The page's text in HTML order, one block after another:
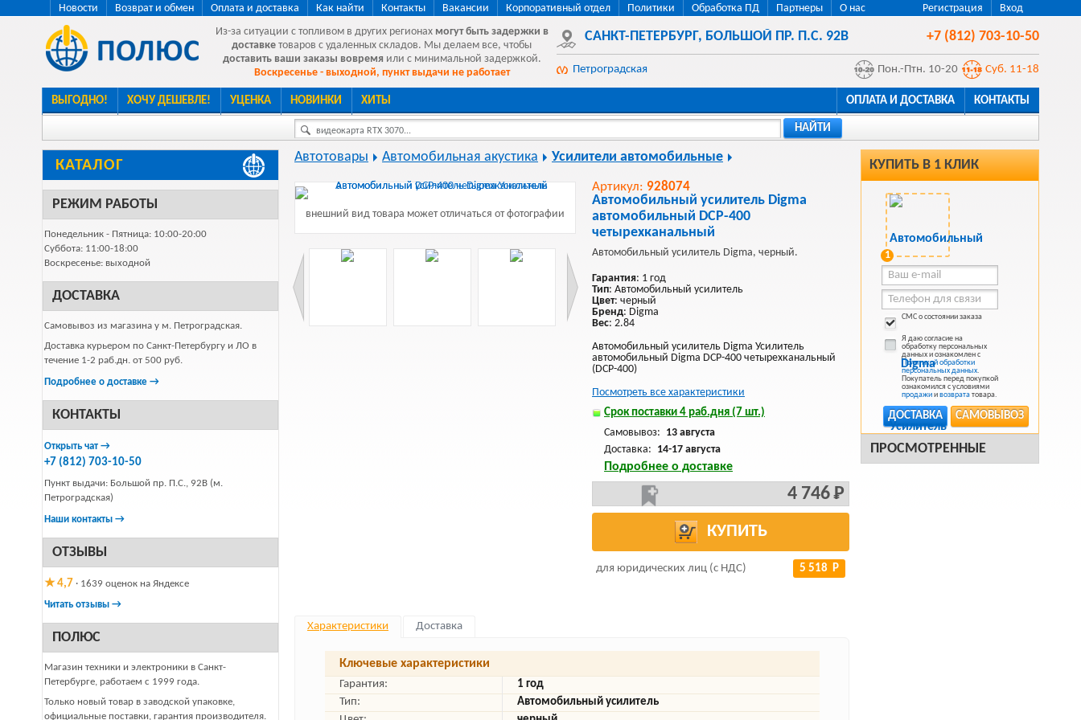
Регистрация Вход
Новости Возврат и обмен Оплата и доставка Как найти Контакты Вакансии Корпоративный отдел Политики Обработка ПД Партнеры
О нас
Из-за ситуации с топливом в других регионах могут быть задержки в
доставке товаров с удаленных складов. Мы делаем все, чтобы
доставить ваши заказы вовремя или с минимальной задержкой.
Воскресенье - выходной, пункт выдачи не работает
САНКТ-ПЕТЕРБУРГ, БОЛЬШОЙ ПР. П.С. 92В +7 (812) 703-10-50
Петроградская Пон.-Птн. 10-20 Суб. 11-18
ВЫГОДНО! ХОЧУ ДЕШЕВЛЕ! УЦЕНКА НОВИНКИ ХИТЫ ОПЛАТА И ДОСТАВКА КОНТАКТЫ
видеокарта RTX 3070... НАЙТИ
КАТАЛОГ
РЕЖИМ РАБОТЫ
Понедельник - Пятница: 10:00-20:00
Суббота: 11:00-18:00
Воскресенье: выходной
ДОСТАВКА
Самовывоз из магазина у м. Петроградская.
Доставка курьером по Санкт-Петербургу и ЛО в
течение 1-2 раб.дн. от 500 руб.
Подробнее о доставке →
КОНТАКТЫ
Открыть чат →
+7 (812) 703-10-50
Пункт выдачи: Большой пр. П.С., 92В (м.
Петроградская)
Наши контакты →
ОТЗЫВЫ
★ 4,7 · 1639 оценок на Яндексе
Читать отзывы →
ПОЛЮС
Магазин техники и электроники в Санкт-
Петербурге, работаем с 1999 года.
Только новый товар в заводской упаковке,
официальные поставки, гарантия производителя.
КУПИТЬ В 1 КЛИК
1
СМС о состоянии заказа
Я даю согласие на
обработку персональных
данных и ознакомлен с
Политикой обработки
персональных данных.
Покупатель перед покупкой
ознакомился с условиями
продажиивозврататовара.
САМОВЫВОЗ
ДОСТАВКА
ПРОСМОТРЕННЫЕ
Автотовары Автомобильная акустика Усилители автомобильные
внешний вид товара может отличаться от фотографии
Артикул: 928074
Автомобильный усилитель Digma
автомобильный DCP-400
четырехканальный
Автомобильный усилитель Digma, черный.
Гарантия: 1 год
Тип: Автомобильный усилитель
Цвет: черный
Бренд: Digma
Вес: 2.84
Автомобильный усилитель Digma Усилитель
автомобильный Digma DCP-400 четырехканальный
(DCP-400)
Посмотреть все характеристики
Срок поставки 4 раб.дня (7 шт.)
Самовывоз: 13 августа
Доставка: 14-17 августа
Подробнее о доставке
4 746 Р
КУПИТЬ
для юридических лиц (с НДС) 5 518 Р
Характеристики Доставка
Ключевые характеристики
Гарантия:
1 год
Тип:
Автомобильный усилитель